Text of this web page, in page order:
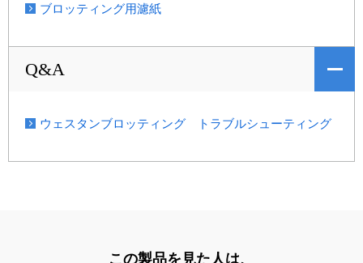
ブロッティング用濾紙
Q&A
ウェスタンブロッティング トラブルシューティング
この製品を見た人は、